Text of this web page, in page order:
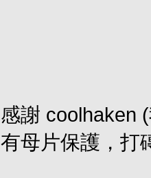
感謝 coolhaken
有母片保護，打